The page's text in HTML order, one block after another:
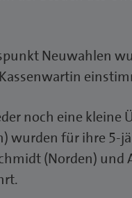
Neuwahlen
noch eine kleine
wurden für ihre 5-
(Norden) und